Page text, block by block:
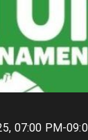
07:00 PM-